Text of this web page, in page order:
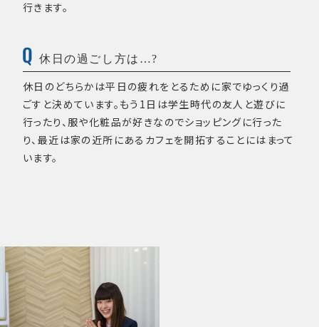
行きます。
休日の過ごし方は…?
休日のどちらかは平日の疲れをとるために家でゆっくり過
ごすと決めています。もう1日は学生時代の友人と遊びに
行ったり、服や化粧品が好きなのでショッピングに行った
り、最近は家の近所にあるカフェを開拓することにはまって
います。